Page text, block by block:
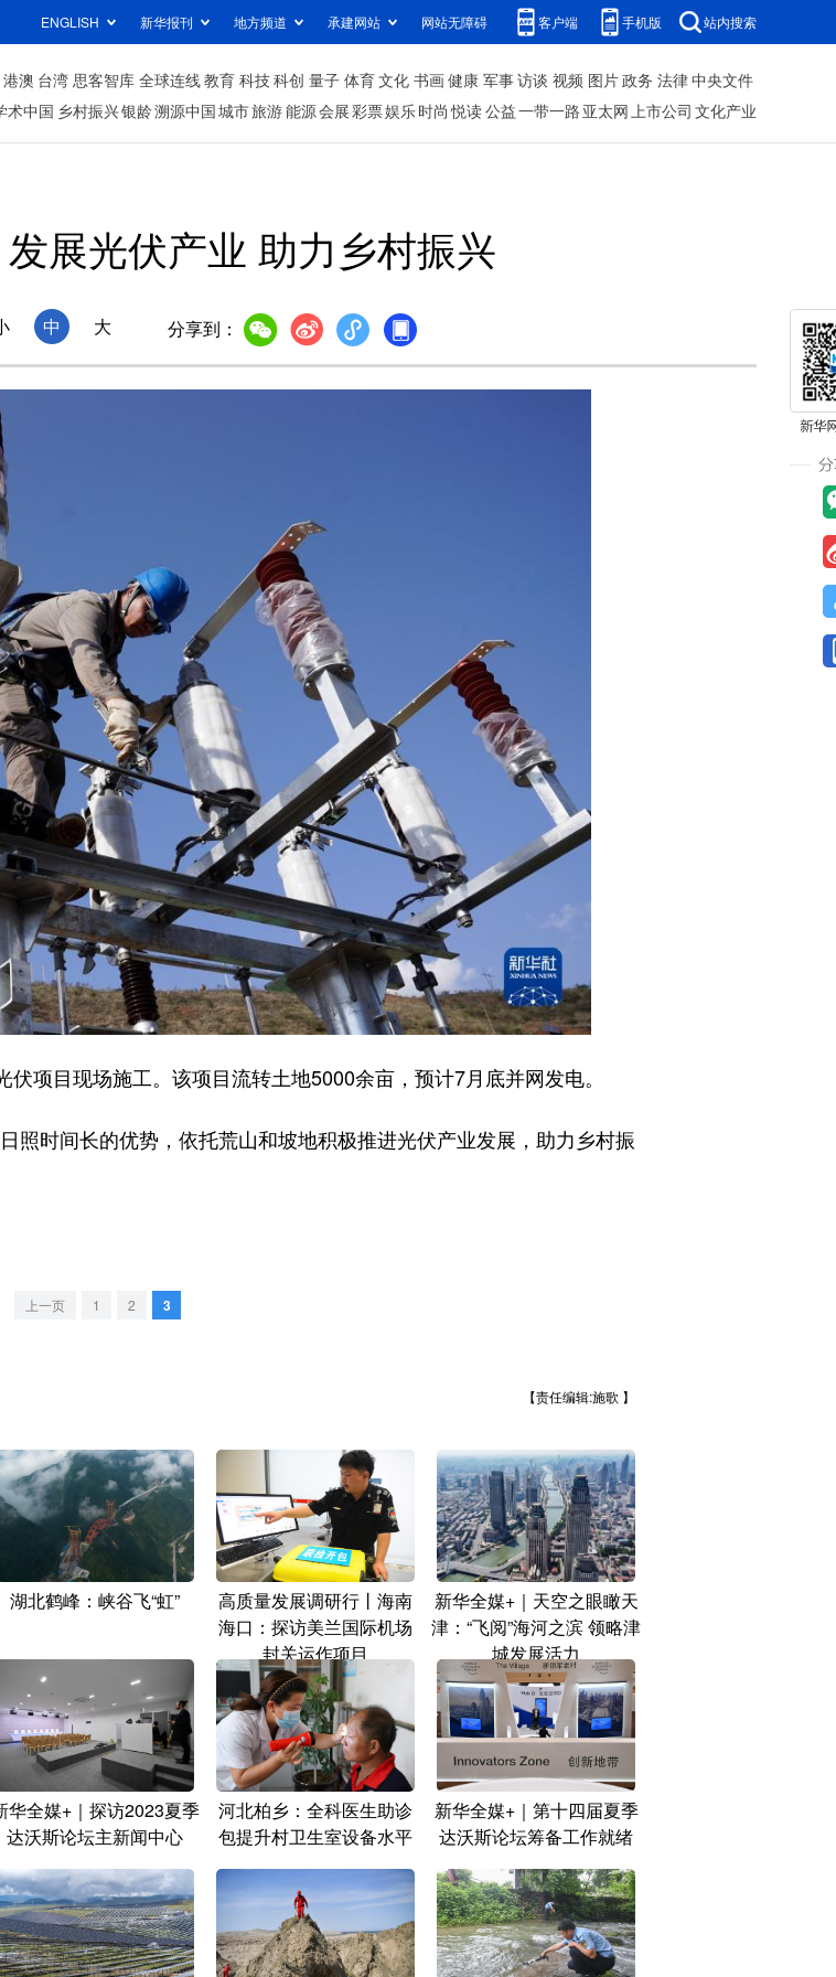
ENGLISH 新华报刊 地方频道 承建网站 网站无障碍 客户端 手机版 站内搜索
港澳 台湾 思客智库 全球连线教育 科技科创 量子 体育文化 书画健康 军事访谈 视频 图片政务 法律中央文件
术中国 乡村振兴银龄溯源中国城市旅游能源会展彩票娱乐时尚 悦读公益一带一路 亚太网上市公司 文化产业
展光伏产业 助力乡村振兴
中 大 分享到：
目现场施工。该项目流转土地5000余亩，预计7月底并网发电。
时间长的优势，依托荒山和坡地积极推进光伏产业发展，助力乡村振
上一页 1 2 3
【责任编辑:施歌 】
湖北鹤峰：峡谷飞“虹”
高质量发展调研行丨海南
海口：探访美兰国际机场
封关运作项目
新华全媒+｜天空之眼瞰天
津：“飞阅”海河之滨 领略津
城发展活力
华全媒+｜探访2023夏季
达沃斯论坛主新闻中心
河北柏乡：全科医生助诊
包提升村卫生室设备水平
新华全媒+｜第十四届夏季
达沃斯论坛筹备工作就绪